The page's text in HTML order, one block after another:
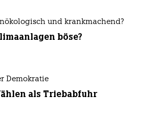
und krankmachend?
böse?
Demokratie
als Triebabfuhr